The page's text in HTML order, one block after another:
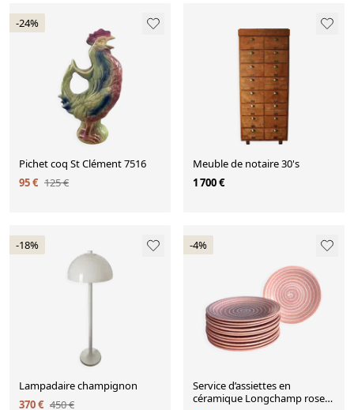
-24%
Pichet coq St Clément 7516
95 € 125 €
Meuble de notaire 30's
1 700 €
-18%
Lampadaire champignon
370 € 450 €
-4%
Service d’assiettes en
céramique Longchamp rose